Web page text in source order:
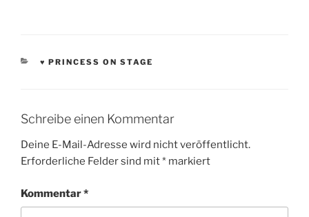
KATEGORIEN
♥ PRINCESS ON STAGE
Schreibe einen Kommentar
Deine E-Mail-Adresse wird nicht veröffentlicht.
Erforderliche Felder sind mit* markiert
Kommentar*